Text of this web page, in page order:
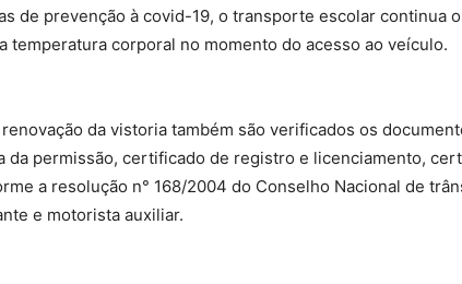
de prevenção à covid-19, o transporte escolar
temperatura corporal no momento do acesso ao veículo.
da vistoria também são verificados os
da permissão, certificado de registro e licenciamento,
a resolução n° 168/2004 do Conselho Nacional de
e motorista auxiliar.